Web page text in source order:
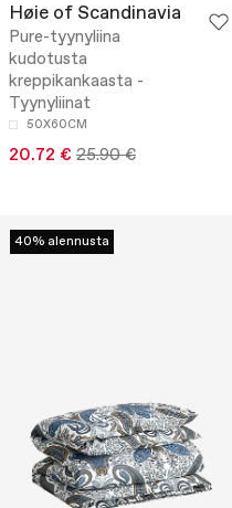
Høie of Scandinavia
Pure-tyynyliina
kudotusta
kreppikankaasta -
Tyynyliinat
50X60CM
20.72 € 25.90 €
40% alennusta